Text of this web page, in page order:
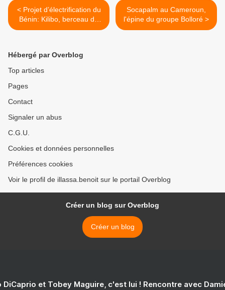
< Projet d’électrification du
Bénin: Kilibo, berceau de
l'opposition au roi Boni 1er
Socapalm au Cameroun,
l'épine du groupe Bolloré >
Hébergé par Overblog
Top articles
Pages
Contact
Signaler un abus
C.G.U.
Cookies et données personnelles
Préférences cookies
Voir le profil de illassa.benoit sur le portail Overblog
Créer un blog sur Overblog
Créer un blog
DiCaprio et Tobey Maguire, c'est lui ! Rencontre avec